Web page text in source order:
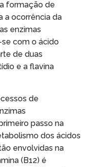
formação de
a ocorrência da
enzimas
com o ácido
de duas
e a flavina
de
passo na
dos ácidos
envolvidas na
(B12) é